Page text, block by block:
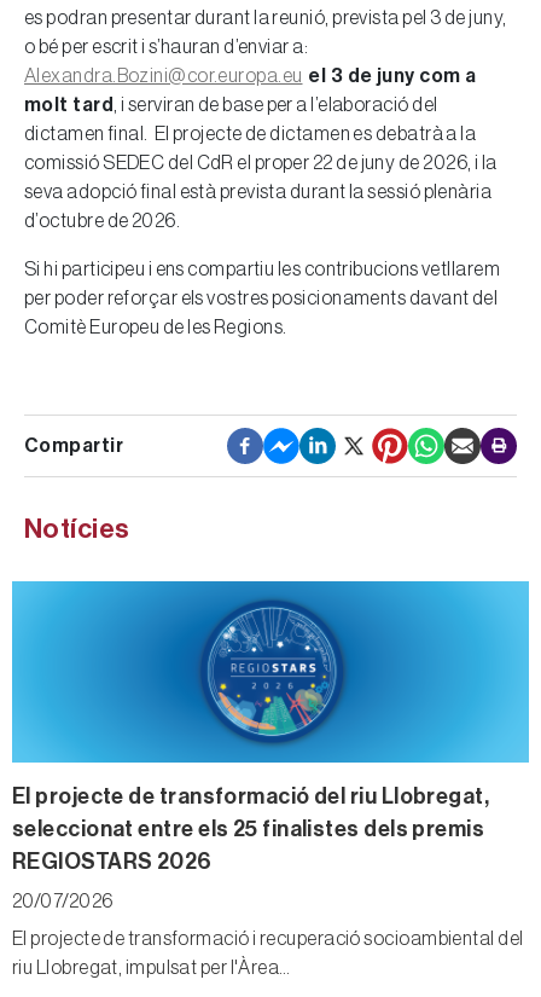
es podran presentar durant la reunió, prevista pel 3 de juny,
o bé per escrit i s’hauran d’enviar a:
Alexandra.Bozini@cor.europa.eu el 3 de juny com a
molt tard
, i serviran de base per a l’elaboració del
dictamen final. El projecte de dictamen es debatrà a la
comissió SEDEC del CdR el proper 22 de juny de 2026, i la
seva adopció final està prevista durant la sessió plenària
d’octubre de 2026.
Si hi participeu i ens compartiu les contribucions vetllarem
per poder reforçar els vostres posicionaments davant del
Comitè Europeu de les Regions.
Notícies
El projecte de transformació del riu Llobregat,
seleccionat entre els 25 finalistes dels premis
REGIOSTARS 2026
20/07/2026
El projecte de transformació i recuperació socioambiental del
riu Llobregat, impulsat per l'Àrea…